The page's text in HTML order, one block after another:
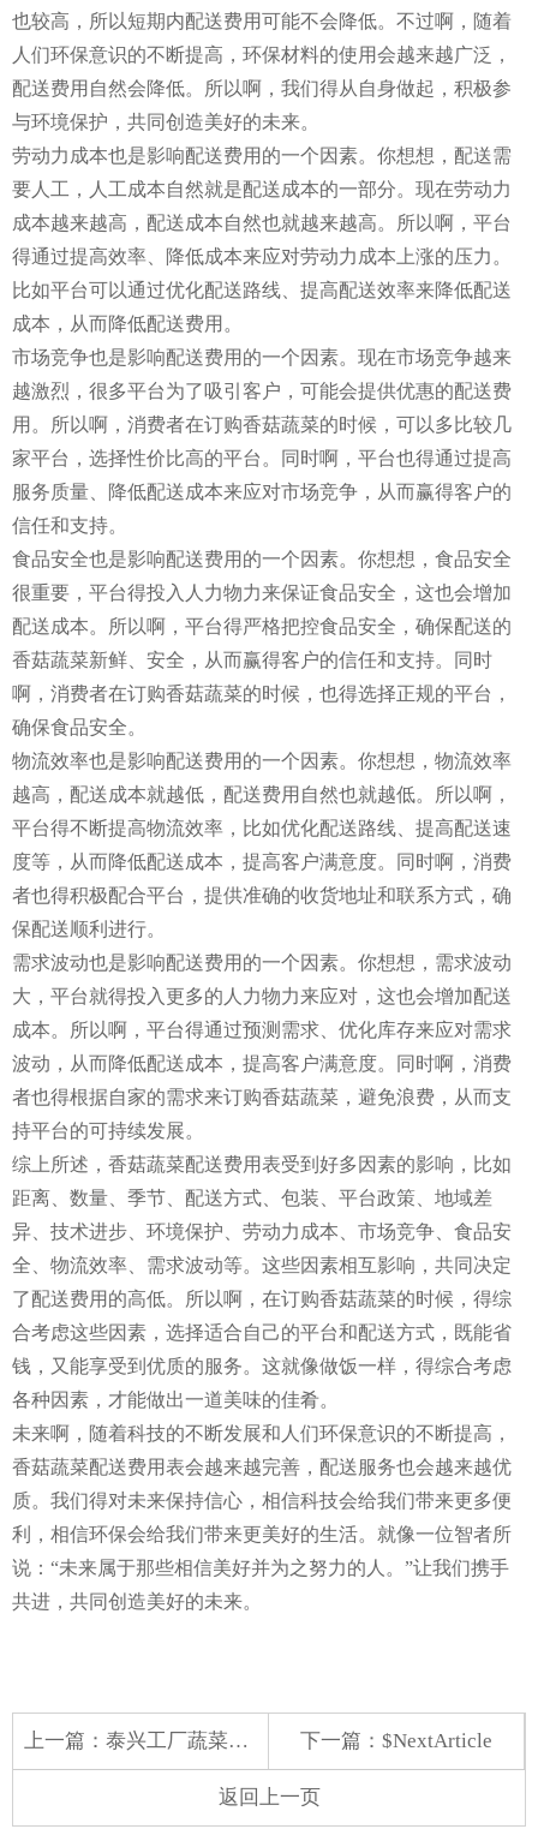
也较高，所以短期内配送费用可能不会降低。不过啊，随着
人们环保意识的不断提高，环保材料的使用会越来越广泛，
配送费用自然会降低。所以啊，我们得从自身做起，积极参
与环境保护，共同创造美好的未来。
劳动力成本也是影响配送费用的一个因素。你想想，配送需
要人工，人工成本自然就是配送成本的一部分。现在劳动力
成本越来越高，配送成本自然也就越来越高。所以啊，平台
得通过提高效率、降低成本来应对劳动力成本上涨的压力。
比如平台可以通过优化配送路线、提高配送效率来降低配送
成本，从而降低配送费用。
市场竞争也是影响配送费用的一个因素。现在市场竞争越来
越激烈，很多平台为了吸引客户，可能会提供优惠的配送费
用。所以啊，消费者在订购香菇蔬菜的时候，可以多比较几
家平台，选择性价比高的平台。同时啊，平台也得通过提高
服务质量、降低配送成本来应对市场竞争，从而赢得客户的
信任和支持。
食品安全也是影响配送费用的一个因素。你想想，食品安全
很重要，平台得投入人力物力来保证食品安全，这也会增加
配送成本。所以啊，平台得严格把控食品安全，确保配送的
香菇蔬菜新鲜、安全，从而赢得客户的信任和支持。同时
啊，消费者在订购香菇蔬菜的时候，也得选择正规的平台，
确保食品安全。
物流效率也是影响配送费用的一个因素。你想想，物流效率
越高，配送成本就越低，配送费用自然也就越低。所以啊，
平台得不断提高物流效率，比如优化配送路线、提高配送速
度等，从而降低配送成本，提高客户满意度。同时啊，消费
者也得积极配合平台，提供准确的收货地址和联系方式，确
保配送顺利进行。
需求波动也是影响配送费用的一个因素。你想想，需求波动
大，平台就得投入更多的人力物力来应对，这也会增加配送
成本。所以啊，平台得通过预测需求、优化库存来应对需求
波动，从而降低配送成本，提高客户满意度。同时啊，消费
者也得根据自家的需求来订购香菇蔬菜，避免浪费，从而支
持平台的可持续发展。
综上所述，香菇蔬菜配送费用表受到好多因素的影响，比如
距离、数量、季节、配送方式、包装、平台政策、地域差
异、技术进步、环境保护、劳动力成本、市场竞争、食品安
全、物流效率、需求波动等。这些因素相互影响，共同决定
了配送费用的高低。所以啊，在订购香菇蔬菜的时候，得综
合考虑这些因素，选择适合自己的平台和配送方式，既能省
钱，又能享受到优质的服务。这就像做饭一样，得综合考虑
各种因素，才能做出一道美味的佳肴。
未来啊，随着科技的不断发展和人们环保意识的不断提高，
香菇蔬菜配送费用表会越来越完善，配送服务也会越来越优
质。我们得对未来保持信心，相信科技会给我们带来更多便
利，相信环保会给我们带来更美好的生活。就像一位智者所
说：“未来属于那些相信美好并为之努力的人。”让我们携手
共进，共同创造美好的未来。
上一篇： 泰兴工厂蔬菜配送员 下一篇：$NextArticle
返回上一页